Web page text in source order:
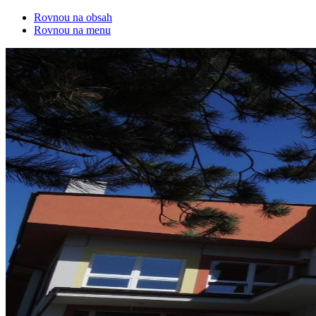
Rovnou na obsah
Rovnou na menu